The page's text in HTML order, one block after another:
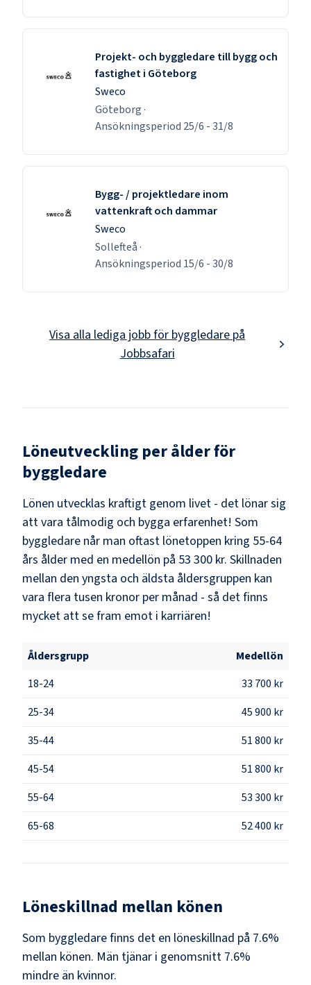
Projekt- och byggledare till bygg och
fastighet i Göteborg
Sweco
Göteborg ·
Ansökningsperiod 25/6 -31/8
Bygg- / projektledare inom
vattenkraft och dammar
Sweco
Sollefteå ·
Ansökningsperiod 15/6 -30/8
Visa alla lediga jobb för byggledare på
Jobbsafari
Löneutveckling per ålder för
byggledare
Lönen utvecklas kraftigt genom livet - det lönar sig
att vara tålmodig och bygga erfarenhet! Som
byggledare når man oftast lönetoppen kring 55-64
års ålder med en medellön på 53 300 kr. Skillnaden
mellan den yngsta och äldsta åldersgruppen kan
vara flera tusen kronor per månad - så det finns
mycket att se fram emot i karriären!
Åldersgrupp
Medellön
18-24
33 700 kr
25-34
45 900 kr
35-44
51 800 kr
45-54
51 800 kr
55-64
53 300 kr
65-68
52 400 kr
Löneskillnad mellan könen
Som byggledarefinns det en löneskillnad på 7.6%
mellan könen. Män tjänar i genomsnitt 7.6%
mindre än kvinnor.